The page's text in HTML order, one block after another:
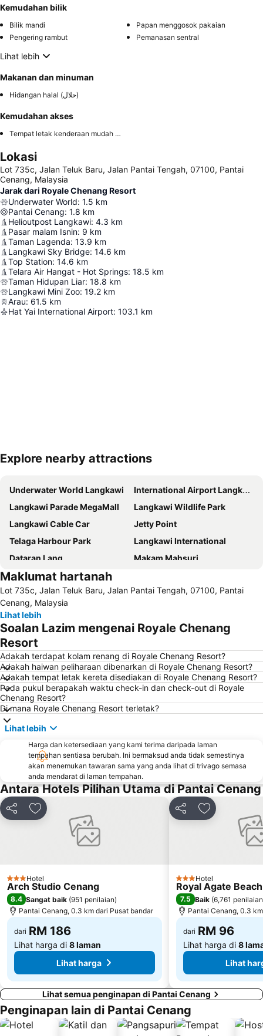
Kemudahan bilik
Bilik mandi
Papan menggosok pakaian
Pengering rambut
Pemanasan sentral
Lihat lebih
Makanan dan minuman
Hidangan halal (حلال)
Kemudahan akses
Tempat letak kenderaan mudah diakses
Lokasi
Lot 735c, Jalan Teluk Baru, Jalan Pantai Tengah, 07100, Pantai
Cenang, Malaysia
Jarak dari Royale Chenang Resort
Underwater World: 1.5 km
Pantai Cenang: 1.8 km
Helioutpost Langkawi: 4.3 km
Pasar malam Isnin: 9 km
Taman Lagenda: 13.9 km
Langkawi Sky Bridge: 14.6 km
Top Station: 14.6 km
Telara Air Hangat - Hot Springs: 18.5 km
Taman Hidupan Liar: 18.8 km
Langkawi Mini Zoo: 19.2 km
Arau: 61.5 km
Hat Yai International Airport: 103.1 km
Kembangkan peta
Explore nearby attractions
Underwater World Langkawi
International Airport Langkawi
Langkawi Parade MegaMall
Langkawi Wildlife Park
Langkawi Cable Car
Jetty Point
Telaga Harbour Park
Langkawi International
Dataran Lang
Makam Mahsuri
Mardi - Agrotechnology Park
Taman Lagenda Theme Park
Pulau Payar Marine Park
Pulau Dayang Bunting
Air Hangat Village
Pasir Hitam
Maklumat hartanah
Lot 735c, Jalan Teluk Baru, Jalan Pantai Tengah, 07100, Pantai
Cenang, Malaysia
Lihat lebih
Soalan Lazim mengenai Royale Chenang
Resort
Adakah terdapat kolam renang di Royale Chenang Resort?
Adakah haiwan peliharaan dibenarkan di Royale Chenang Resort?
Adakah tempat letak kereta disediakan di Royale Chenang Resort?
Pada pukul berapakah waktu check-in dan check-out di Royale
Chenang Resort?
Di mana Royale Chenang Resort terletak?
Lihat lebih
Harga dan ketersediaan yang kami terima daripada laman
tempahan sentiasa berubah. Ini bermaksud anda tidak semestinya
akan menemukan tawaran sama yang anda lihat di trivago semasa
anda mendarat di laman tempahan.
Antara Hotels Pilihan Utama di Pantai Cenang
Kongsi Tambah ke favorit
3 Bintang
Hotel
Arch Studio Cenang
8.4 Sangat baik (951 penilaian)
Pantai Cenang, 0.3 km dari Pusat bandar
dari RM 186
Lihat harga di 8 laman
Lihat harga
Kongsi Tambah ke
3 Bintang
Hotel
Royal Agate
7.5 Baik (6,761 penilaian
Pantai Cenang, 0.3
dari RM 96
Lihat harga di 8
Lihat
Lihat semua penginapan di Pantai Cenang
Penginapan lain di Pantai Cenang